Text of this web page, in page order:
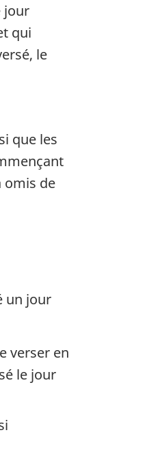
jour
qui
le
que les
omis de
un jour
verser en
le jour